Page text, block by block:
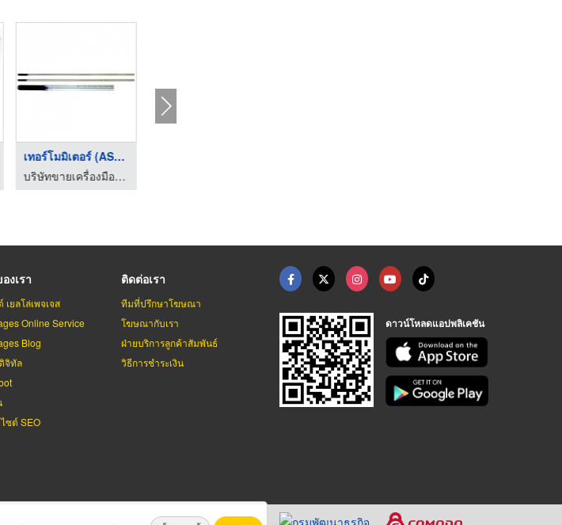
เทอร์โมมิเตอร์ (ASTM ...
บริษัทขายเครื่องมือวิทยาศาสตร์ ระยอง
งเรา
ยลโล่เพจเจส
Online Service
Blog
จิทัล
ซต์ SEO
ติดต่อเรา
ทีมที่ปรึกษาโฆษณา
โฆษณากับเรา
ฝ่ายบริการลูกค้าสัมพันธ์
วิธีการชำระเงิน
ดาวน์โหลดแอปพลิเคชัน